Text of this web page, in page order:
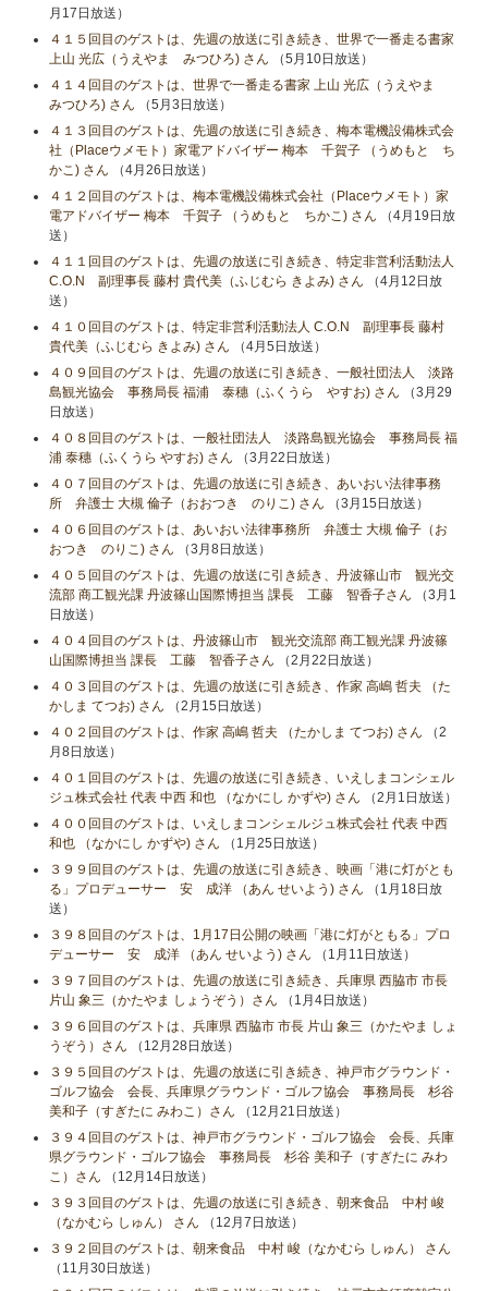
月17日放送）
４１５回目のゲストは、先週の放送に引き続き、世界で一番走る書家
上山 光広（うえやま みつひろ) さん （5月10日放送）
４１４回目のゲストは、世界で一番走る書家 上山 光広（うえやま
みつひろ) さん （5月3日放送）
４１３回目のゲストは、先週の放送に引き続き、梅本電機設備株式会
社（Placeウメモト）家電アドバイザー 梅本 千賀子 （うめもと ち
かこ) さん （4月26日放送）
４１２回目のゲストは、梅本電機設備株式会社（Placeウメモト）家
電アドバイザー 梅本 千賀子 （うめもと ちかこ) さん （4月19日放
送）
４１１回目のゲストは、先週の放送に引き続き、特定非営利活動法人
C.O.N 副理事長 藤村 貴代美（ふじむら きよみ) さん （4月12日放
送）
４１０回目のゲストは、特定非営利活動法人 C.O.N 副理事長 藤村
貴代美（ふじむら きよみ) さん （4月5日放送）
４０９回目のゲストは、先週の放送に引き続き、一般社団法人 淡路
島観光協会 事務局長 福浦 泰穗（ふくうら やすお) さん （3月29
日放送）
４０８回目のゲストは、一般社団法人 淡路島観光協会 事務局長 福
浦 泰穗（ふくうら やすお) さん （3月22日放送）
４０７回目のゲストは、先週の放送に引き続き、あいおい法律事務
所 弁護士 大槻 倫子（おおつき のりこ) さん （3月15日放送）
４０６回目のゲストは、あいおい法律事務所 弁護士 大槻 倫子（お
おつき のりこ) さん （3月8日放送）
４０５回目のゲストは、先週の放送に引き続き、丹波篠山市 観光交
流部 商工観光課 丹波篠山国際博担当 課長 工藤 智香子さん （3月1
日放送）
４０４回目のゲストは、丹波篠山市 観光交流部 商工観光課 丹波篠
山国際博担当 課長 工藤 智香子さん （2月22日放送）
４０３回目のゲストは、先週の放送に引き続き、作家 高嶋 哲夫 （た
かしま てつお) さん （2月15日放送）
４０２回目のゲストは、作家 高嶋 哲夫 （たかしま てつお) さん （2
月8日放送）
４０１回目のゲストは、先週の放送に引き続き、いえしまコンシェル
ジュ株式会社 代表 中西 和也 （なかにし かずや) さん （2月1日放送）
４００回目のゲストは、いえしまコンシェルジュ株式会社 代表 中西
和也 （なかにし かずや) さん （1月25日放送）
３９９回目のゲストは、先週の放送に引き続き、映画「港に灯がとも
る」プロデューサー 安 成洋 （あん せいよう) さん （1月18日放
送）
３９８回目のゲストは、1月17日公開の映画「港に灯がともる」プロ
デューサー 安 成洋 （あん せいよう) さん （1月11日放送）
３９７回目のゲストは、先週の放送に引き続き、兵庫県 西脇市 市長
片山 象三（かたやま しょうぞう）さん （1月4日放送）
３９６回目のゲストは、兵庫県 西脇市 市長 片山 象三（かたやま しょ
うぞう）さん （12月28日放送）
３９５回目のゲストは、先週の放送に引き続き、神戸市グラウンド・
ゴルフ協会 会長、兵庫県グラウンド・ゴルフ協会 事務局長 杉谷
美和子（すぎたに みわこ）さん （12月21日放送）
３９４回目のゲストは、神戸市グラウンド・ゴルフ協会 会長、兵庫
県グラウンド・ゴルフ協会 事務局長 杉谷 美和子（すぎたに みわ
こ）さん （12月14日放送）
３９３回目のゲストは、先週の放送に引き続き、朝来食品 中村 峻
（なかむら しゅん） さん （12月7日放送）
３９２回目のゲストは、朝来食品 中村 峻（なかむら しゅん） さん
（11月30日放送）